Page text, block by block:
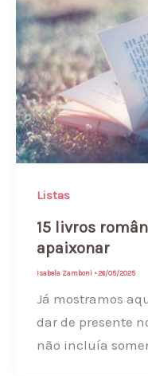
Listas
15 livros
apaixonar
Isabela Zamboni •26/05/2025
Já mostramos
dar de presente
não incluía